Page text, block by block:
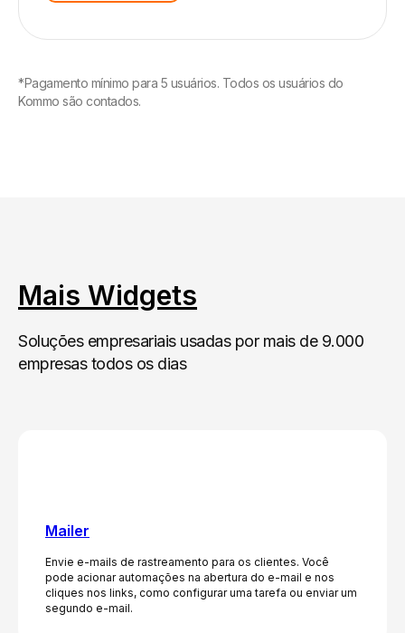
*Pagamento mínimo para 5 usuários. Todos os usuários do
Kommo são contados.
Mais Widgets
Soluções empresariais usadas por mais de 9.000
empresas todos os dias
Mailer
Envie e-mails de rastreamento para os clientes. Você
pode acionar automações na abertura do e-mail e nos
cliques nos links, como configurar uma tarefa ou enviar um
segundo e-mail.